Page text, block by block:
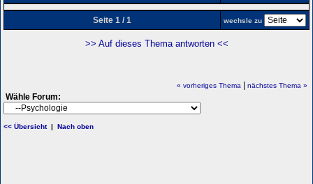
Seite 1 / 1 wechsle zu
>> Auf dieses Thema antworten <<
« vorheriges Thema nächstes Thema »
Wähle Forum:
<< Übersicht| Nach oben